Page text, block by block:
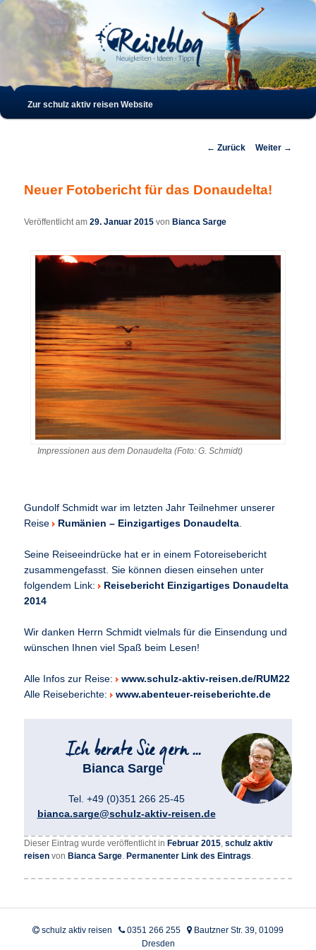
Hauptmenü
Zum
Zum
Zur schulz aktiv reisen Website
Beitrags-
← Zurück Weiter →
Neuer Fotobericht für das Donaudelta!
Veröffentlicht am29. Januar 2015 von Bianca Sarge
Impressionen aus dem Donaudelta (Foto: G. Schmidt)
Gundolf Schmidt war im letzten Jahr Teilnehmer unserer
Reise
Rumänien – Einzigartiges Donaudelta.
Seine Reiseeindrücke hat er in einem Fotoreisebericht
zusammengefasst. Sie können diesen einsehen unter
folgendem Link:
Reisebericht Einzigartiges Donaudelta
2014
Wir danken Herrn Schmidt vielmals für die Einsendung und
wünschen Ihnen viel Spaß beim Lesen!
Alle Infos zur Reise: www.schulz-aktiv-reisen.de/RUM22
Alle Reiseberichte: www.abenteuer-reiseberichte.de
Bianca Sarge
Tel. +49 (0)351 266 25-45
bianca.sarge@schulz-aktiv-reisen.de
Dieser Eintrag wurde veröffentlicht inFebruar 2015 ,schulz aktiv
reisen vonBianca Sarge .Permanenter Link des Eintrags
schulz aktiv reisen 0351 266 255
Bautzner Str. 39, 01099
Dresden